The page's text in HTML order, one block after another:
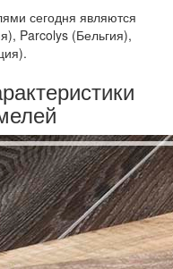
сегодня являются
Parcolys (Бельгия),